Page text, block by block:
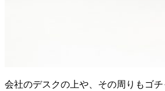
会社のデスクの上や、その周りもゴチ